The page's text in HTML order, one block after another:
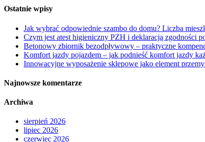
Ostatnie wpisy
Jak wybrać odpowiednie szambo do domu? Liczba
Czym jest atest higieniczny PZH i deklaracją zgodności
Betonowy zbiornik bezodpływowy – praktyczne
Komfort jazdy pojazdem – jak podnieść komfort jazdy
Innowacyjne wyposażenie sklepowe jako element
Najnowsze komentarze
Archiwa
sierpień 2026
lipiec 2026
czerwiec 2026